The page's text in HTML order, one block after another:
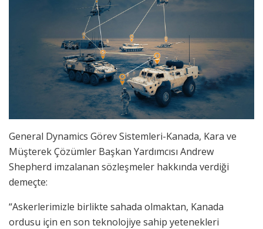
General Dynamics Görev Sistemleri-Kanada, Kara ve
Müşterek Çözümler Başkan Yardımcısı Andrew
Shepherd imzalanan sözleşmeler hakkında verdiği
demeçte:
“Askerlerimizle birlikte sahada olmaktan, Kanada
ordusu için en son teknolojiye sahip yetenekleri